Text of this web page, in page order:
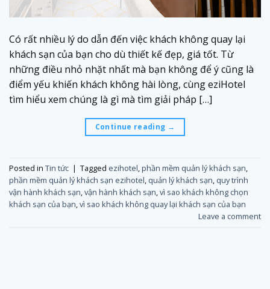
Có rất nhiều lý do dẫn đến việc khách không quay lại
khách sạn của bạn cho dù thiết kế đẹp, giá tốt. Từ
những điều nhỏ nhặt nhất mà bạn không để ý cũng là
điểm yếu khiến khách không hài lòng, cùng eziHotel
tìm hiểu xem chúng là gì mà tìm giải pháp […]
Continue reading →
Posted in Tin tức | Tagged ezihotel,phần mềm quản lý khách sạn,
phần mềm quản lý khách sạn ezihotel, quản lý khách sạn, quy trình
vận hành khách sạn,vận hành khách sạn,vì sao khách không chọn
khách sạn của bạn,vì sao khách không quay lại khách sạn của bạn
Leave a comment